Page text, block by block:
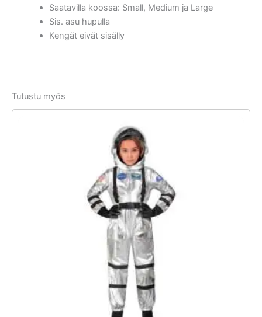
Saatavilla koossa: Small, Medium ja Large
Sis. asu hupulla
Kengät eivät sisälly
Tutustu myös